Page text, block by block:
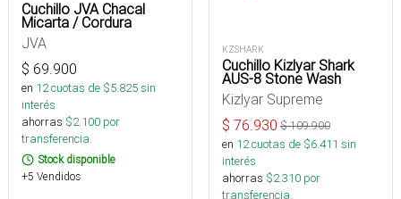
Cuchillo JVA Chacal
Micarta / Cordura
JVA
$ 69.900
en 12cuotas de $5.825sin
interés
ahorras $2.100 por
transferencia.
Stock disponible
+5 Vendidos
KZSHARK
Cuchillo Kizlyar Shark
AUS-8 Stone Wash
Kizlyar Supreme
$ 76.930 $109.900
en 12cuotas de $6.411 sin
interés
ahorras $2.310 por
transferencia.